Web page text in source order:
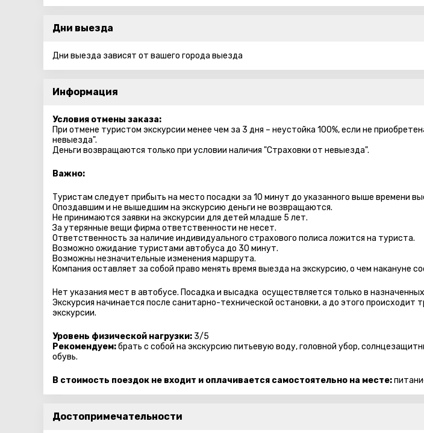
Дни выезда
Дни выезда зависят от вашего города выезда
Информация
Условия отмены заказа:
При отмене туристом экскурсии менее чем за 3 дня – неустойка 100%, если не
невыезда".
Деньги возвращаются только при условии наличия "Страховки от невыезда".
Важно:
Туристам следует прибыть на место посадки за 10 минут до указанного выше времени
Опоздавшим и не вышедшим на экскурсию деньги не возвращаются.
Не принимаются заявки на экскурсии для детей младше 5 лет.
За утерянные вещи фирма ответственности не несет.
Ответственность за наличие индивидуального страхового полиса ложится на туриста.
Возможно ожидание туристами автобуса до 30 минут.
Возможны незначительные изменения маршрута.
Компания оставляет за собой право менять время выезда на экскурсию, о чем накануне
Нет указания мест в автобуcе. Посадка и высадка осуществляется только в
Экскурсия начинается после санитарно-технической остановки, а до этого происходит
экскурсии.
Уровень физической нагрузки: 3/5
Рекомендуем:брать с собой на экскурсию питьевую воду, головной убор,
обувь.
В стоимость поездок не входит и оплачивается самостоятельно на месте:
Достопримечательности